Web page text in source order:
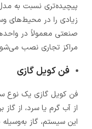
پیچیده‌تری نسبت به
زیادی را در محیط‌های
صنعتی معمولاً در
مراکز تجاری نصب
فن کویل گازی
فن کویل گازی یک نوع
از آب گرم یا سرد، از
این سیستم، گاز